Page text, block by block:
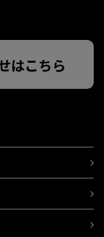
はこちら